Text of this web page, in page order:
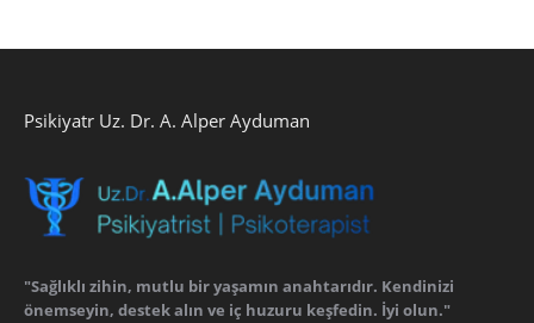
Psikiyatr Uz. Dr. A. Alper Ayduman
"Sağlıklı zihin, mutlu bir yaşamın anahtarıdır. Kendinizi
önemseyin, destek alın ve iç huzuru keşfedin. İyi olun."